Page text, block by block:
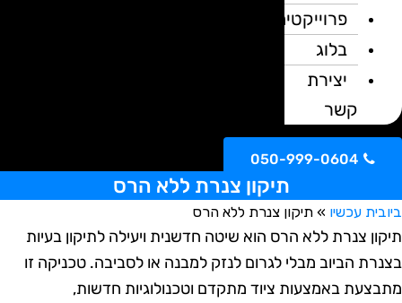
פרוייקטים
בלוג
יצירת
קשר
050-999-0604
תיקון צנרת ללא הרס
עכשיו»תיקון צנרת ללא הרס
צנרת ללא הרס הוא שיטה חדשנית ויעילה לתיקון בעיות
הביוב מבלי לגרום לנזק למבנה או לסביבה. טכניקה זו
באמצעות ציוד מתקדם וטכנולוגיות חדשות,